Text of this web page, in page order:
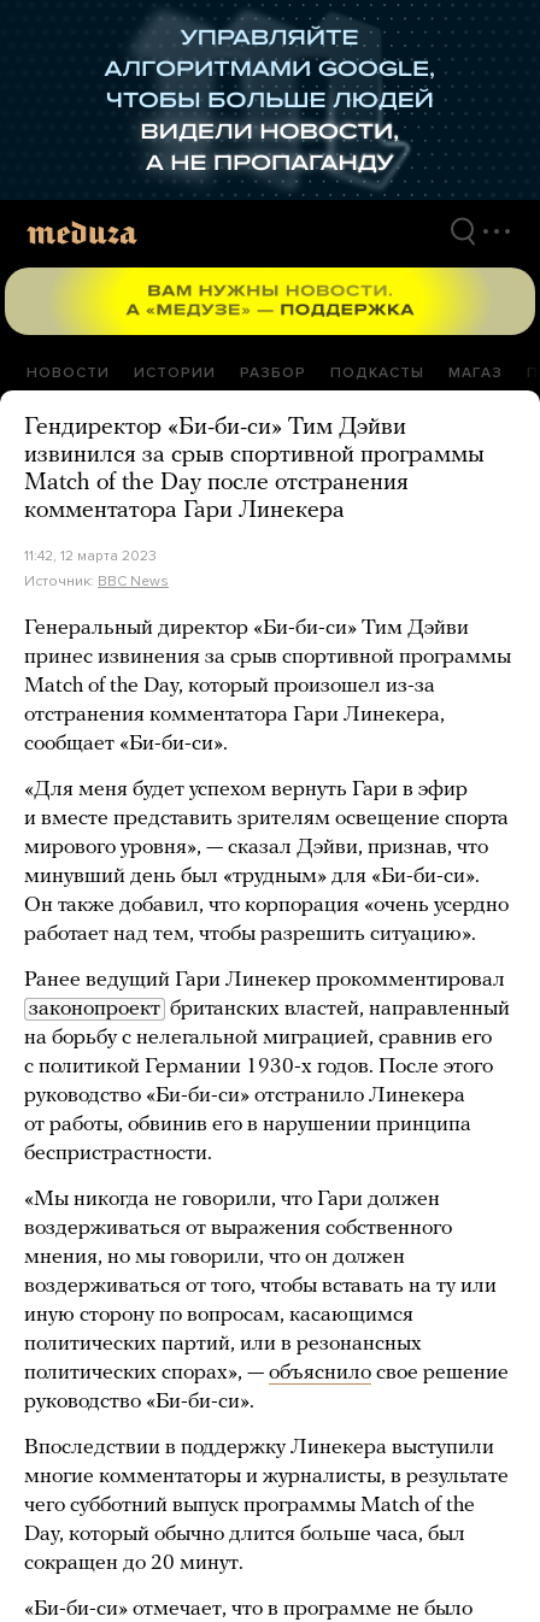
НОВОСТИ ИСТОРИИ РАЗБОР ПОДКАСТЫ МАГАЗ
Гендиректор «Би-би-си» Тим Дэйви
извинился за срыв спортивной программы
Match of the Day после отстранения
комментатора Гари Линекера
11:42, 12 марта 2023
Источник: BBC News
Генеральный директор «Би-би-си» Тим Дэйви
принес извинения за срыв спортивной программы
Match of the Day, который произошел из-за
отстранения комментатора Гари Линекера,
сообщает «Би-би-си».
«Для меня будет успехом вернуть Гари в эфир
и вместе представить зрителям освещение спорта
мирового уровня», — сказал Дэйви, признав, что
минувший день был «трудным» для «Би-би-си».
Он также добавил, что корпорация «очень усердно
работает над тем, чтобы разрешить ситуацию».
Ранее ведущий Гари Линекер прокомментировал
законопроект британских властей, направленный
на борьбу с нелегальной миграцией, сравнив его
с политикой Германии 1930-х годов. После этого
руководство «Би-би-си» отстранило Линекера
от работы, обвинив его в нарушении принципа
беспристрастности.
«Мы никогда не говорили, что Гари должен
воздерживаться от выражения собственного
мнения, но мы говорили, что он должен
воздерживаться от того, чтобы вставать на ту или
иную сторону по вопросам, касающимся
политических партий, или в резонансных
политических спорах», — объяснило свое решение
руководство «Би-би-си».
Впоследствии в поддержку Линекера выступили
многие комментаторы и журналисты, в результате
чего субботний выпуск программы Match of the
Day, который обычно длится больше часа, был
сокращен до 20 минут.
«Би-би-си» отмечает, что в программе не было